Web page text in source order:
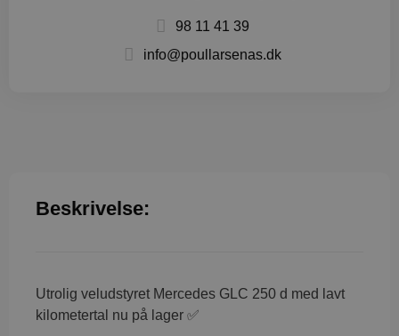
Beskrivelse:
Utrolig veludstyret Mercedes GLC 250 d med lavt
kilometertal nu på lager ✅
98 11 41 39
info@poullarsenas.dk